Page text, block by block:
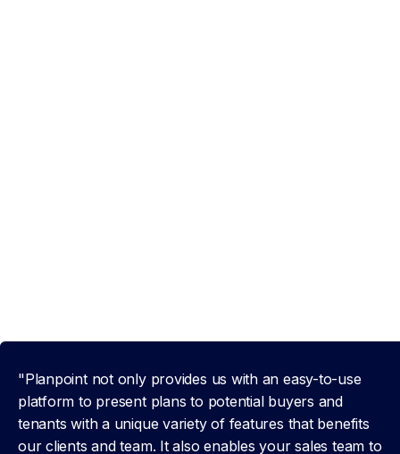
"Planpoint not only provides us with an easy-to-use
platform to present plans to potential buyers and
tenants with a unique variety of features that benefits
our clients and team. It also enables your sales team to